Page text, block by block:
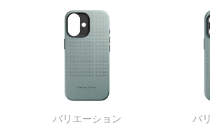
バリエーション
バ